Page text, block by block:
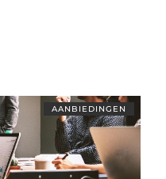
AANBIEDINGEN